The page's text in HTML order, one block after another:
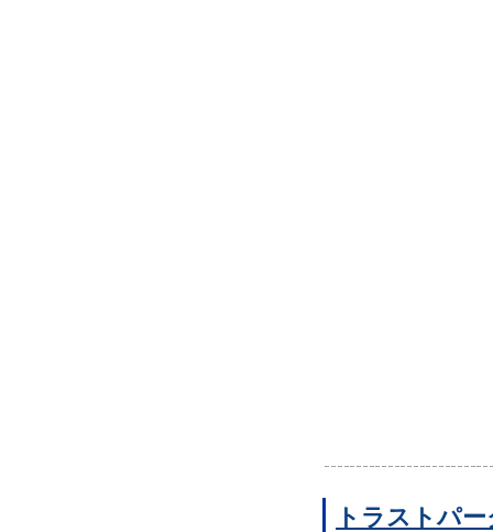
トラストパ